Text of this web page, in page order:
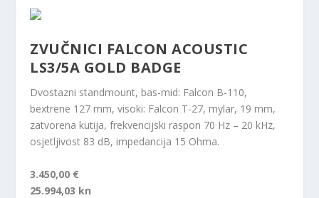
ZVUČNICI FALCON ACOUSTIC
LS3/5A GOLD BADGE
Dvostazni standmount, bas-mid: Falcon B-110,
bextrene 127 mm, visoki: Falcon T-27, mylar, 19 mm,
zatvorena kutija, frekvencijski raspon 70 Hz – 20 kHz,
osjetljivost 83 dB, impedancija 15 Ohma.
3.450,00 €
25.994,03 kn